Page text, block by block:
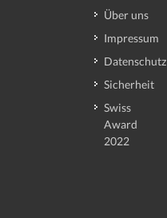
Über uns
Impressum
Datenschutz
Sicherheit
Swiss
Award
2022